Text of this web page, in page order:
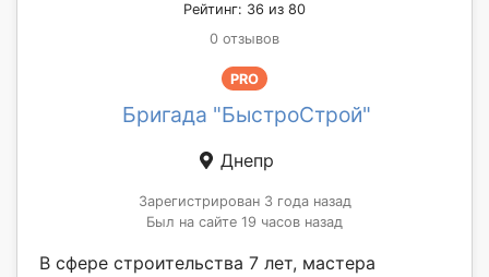
Рейтинг: 36 из 80
0 отзывов
PRO
Бригада "БыстроСтрой"
Днепр
Зарегистрирован 3 года назад
Был на сайте 19 часов назад
В сфере строительства 7 лет, мастера